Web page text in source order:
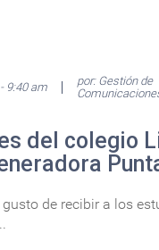
9:40 am
por: Gestión de
del colegio
gusto de recibir a los